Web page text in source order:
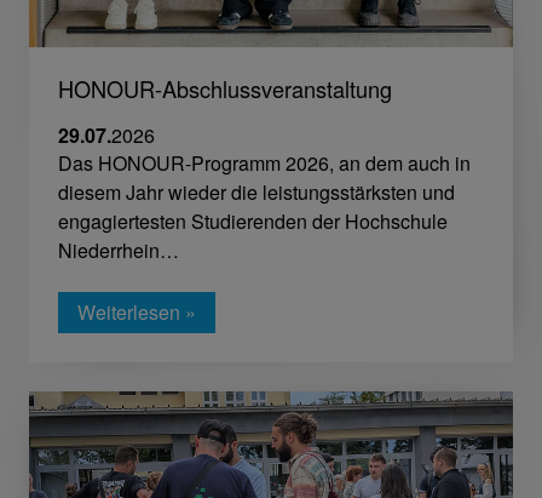
HONOUR-Abschlussveranstaltung
29.07.2026
Das HONOUR-Programm 2026, an dem auch in
diesem Jahr wieder die leistungsstärksten und
engagiertesten Studierenden der Hochschule
Niederrhein…
Weiterlesen »